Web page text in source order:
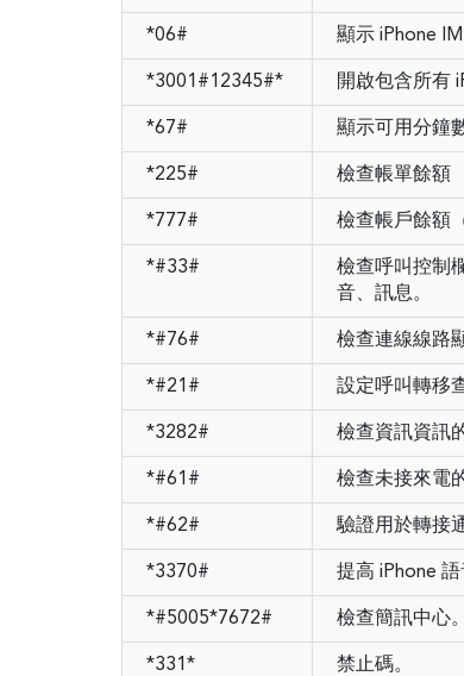
*06# 顯示 iPhone
*3001#12345#* 開啟包含所有
*67# 顯示可用分鐘
*225# 檢查帳單餘額
*777# 檢查帳戶餘額
*#33#
檢查呼叫控制
音、訊息。
*#76# 檢查連線線路
*#21# 設定呼叫轉移
*3282# 檢查資訊資訊
*#61# 檢查未接來電
*#62# 驗證用於轉接
*3370# 提高 iPhone
*#5005*7672# 檢查簡訊中心。
*331* 禁止碼。